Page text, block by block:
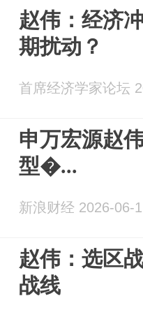
赵伟：经济
期扰动？
首席经济学家论坛
申万宏源赵
型�...
新浪财经 2026-06-
赵伟：选区
战线